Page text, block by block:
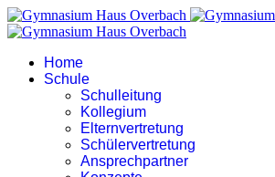
Home
Schule
Schulleitung
Kollegium
Elternvertretung
Schülervertretung
Ansprechpartner